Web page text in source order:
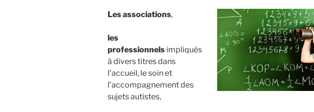
Les associations,
les
professionnels impliqués
à divers titres dans
l’accueil, le soin et
l’accompagnement des
sujets autistes,